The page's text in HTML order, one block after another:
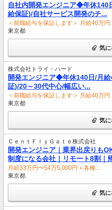
自社内開発エンジニア◆年休140
給保証)/自社サービス開発のチ...
＜前職給与を保証します＞ 月給40万円...
東京都
気に
株式会社トライ・ハード
開発エンジニア◆年休140日/月
証)/20～30代中心/幅広い...
＜前職給与を保証します＞ 月給40万円...
東京都
気に
ＣｅｎｔＦｌｙＧａｔｅ株式会社
開発エンジニア｜業界出戻りも
制度になる会社｜リモート8割｜
月給33万円〜54万5,000円＋各種...
東京都
気に